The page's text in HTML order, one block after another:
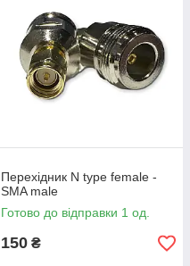
Перехідник N type female -
SMA male
Готово до відправки 1 од.
150 ₴